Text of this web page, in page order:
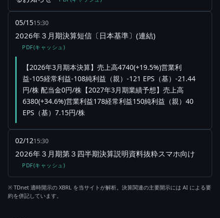
05/1515:30
2026年３月期決算短信〔日本基準〕(連結)
PDF(キャッシュ)
【2026年3月期本決算】売上高4740(+19.5%)営業利
益-105経常利益-108純利益（親）-121 EPS（基）-21.44
円/株 配当金0円/株【2027年3月期業績予想】売上高
6380(+34.6%)営業利益178経常利益150純利益（親）40
EPS（基）7.15円/株
02/1215:30
2026年３月期第３四半期決算説明資料抜粋スマホ向け
PDF(キャッシュ)
※ TDnet 適時開示の XBRL を当サイトが解析。決算関連の主要開示には AI による要
約を併記しています。